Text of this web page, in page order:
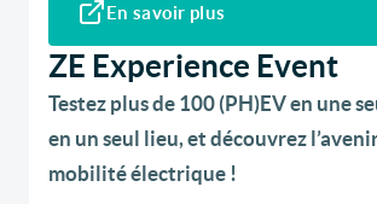
En savoir plus
ZE Experience Event
Testez plus de 100 (PH)EV en une
en un seul lieu, et découvrez
mobilité électrique !